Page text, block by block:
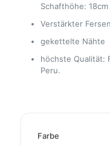
Schafthöhe: 18cm
Verstärkter
gekettelte Nähte
höchste Qualität:
Peru.
Farbe